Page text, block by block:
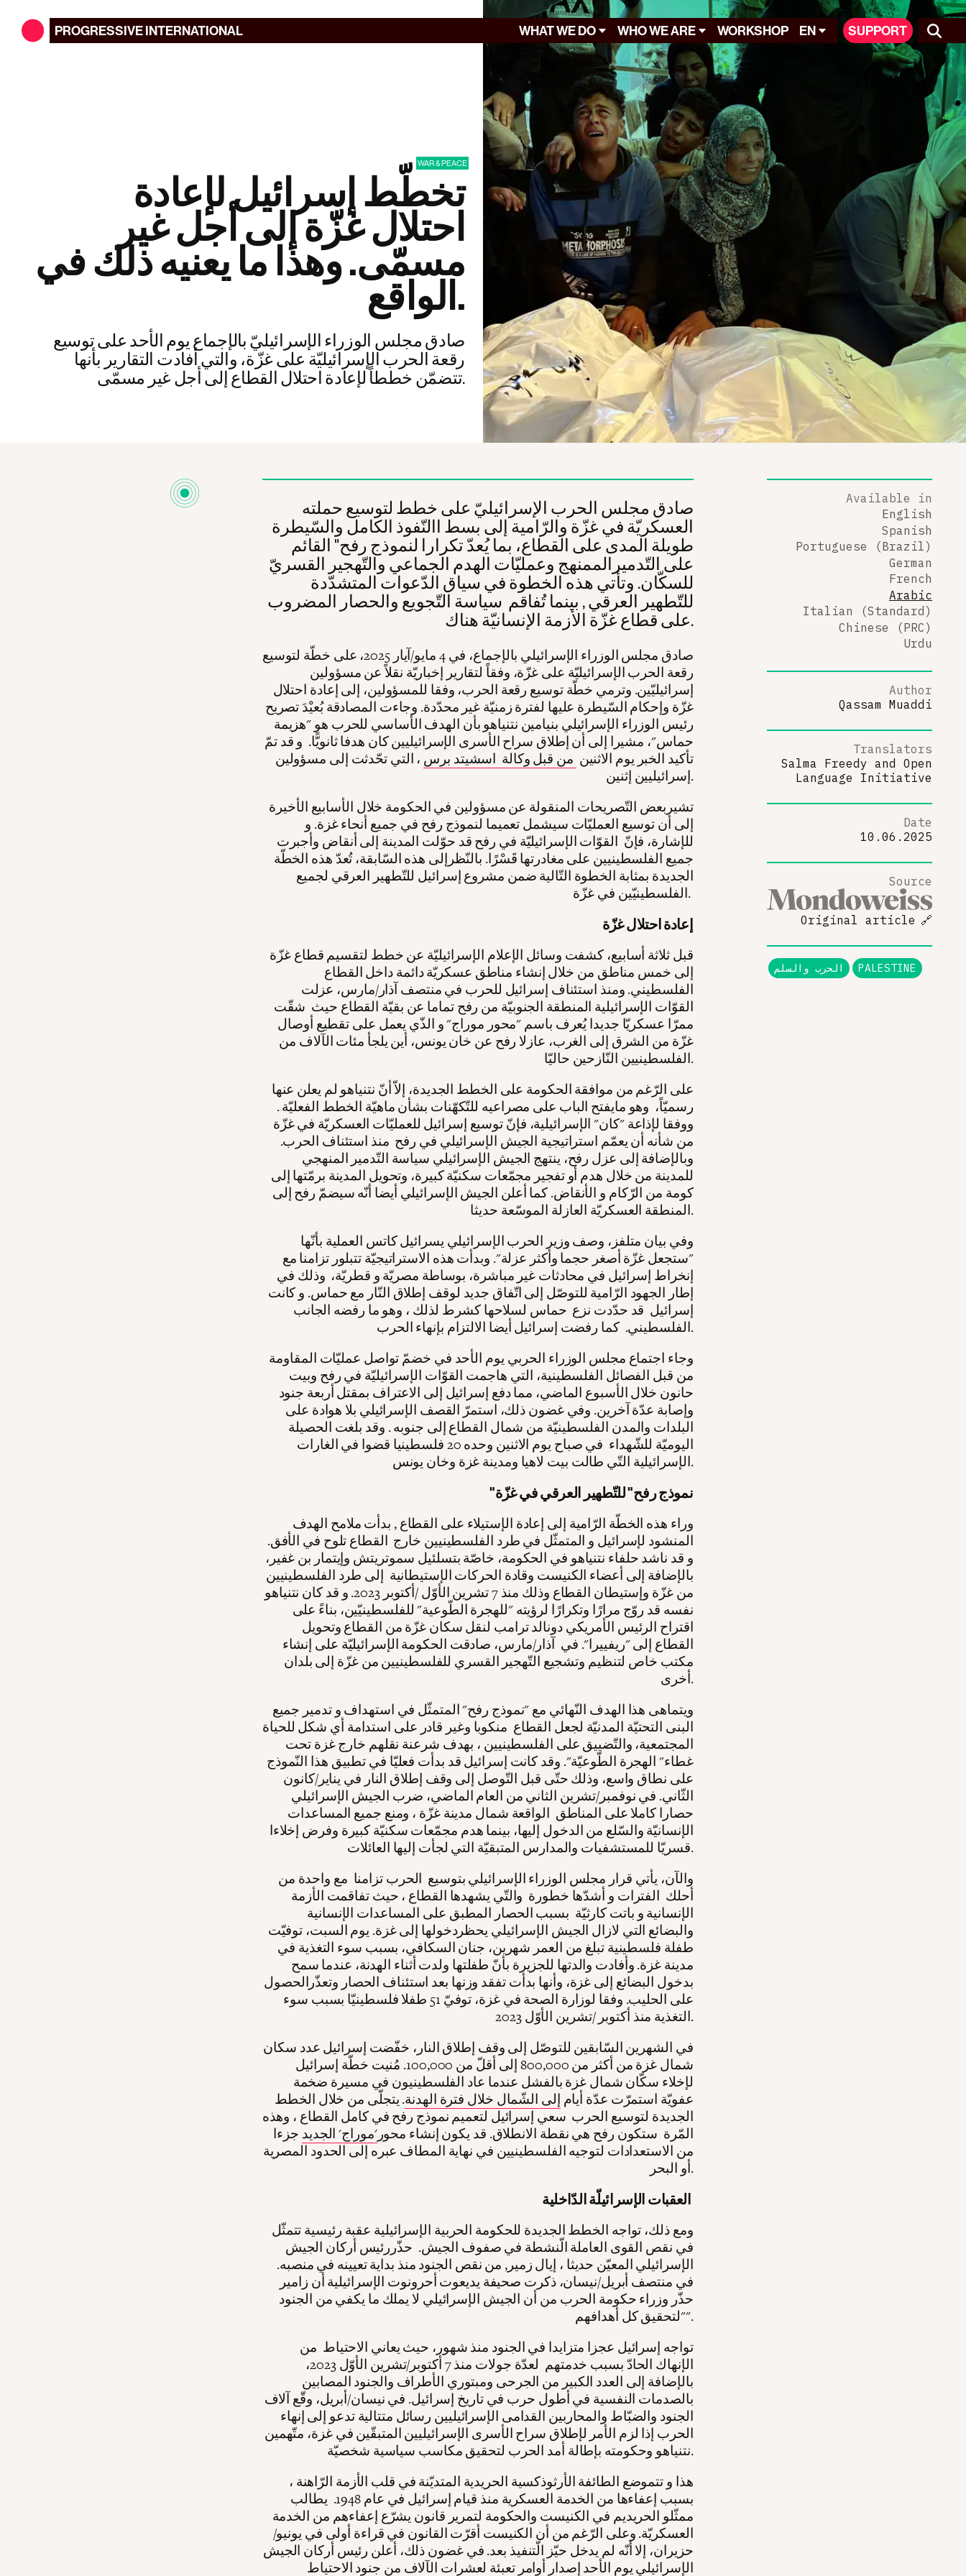
PROGRESSIVEINTERNATIONAL WHAT WE DO WHO WE ARE WORKSHOP EN SUPPORT
WAR & PEACE
تخطّط إسرائيل لإعادة
احتلال غزّة إلى أجل غير
مسمّى. وهذا ما يعنيه ذلك في
الواقع.
صادق مجلس الوزراء الإسرائيليّ بالإجماع يوم الأحد على توسيع
رقعة الحرب الإسرائيليّة على غزّة، والتي أفادت التقارير بأنها
تتضمّن خططاً لإعادة احتلال القطاع إلى أجل غير مسمّى.
صادق مجلس الحرب الإسرائيليّ على خطط لتوسيع حملته
العسكريّة في غزّة والرّامية إلى بسط االنّفوذ الكامل والسّيطرة
طويلة المدى على القطاع، بما يُعدّ تكرارا لنموذج رفح" القائم
على التّدميرالممنهج وعمليّات الهدم الجماعي والتّهجير القسريّ
للسكّان. وتأتي هذه الخطوة في سياق الدّعوات المتشدّدة
للتّطهير العرقي , بينما تُفاقم سياسة التّجويع والحصار المضروب
على قطاع غزّة الأزمة الإنسانيّة هناك.
صادق مجلس الوزراء الإسرائيلي بالإجماع، في 4 مايو/آيار 2025، على خطّة لتوسيع
رقعة الحرب الإسرائيليّة على غزّة، وفقاً لتقارير إخباريّة نقلاً عن مسؤولين
إسرائيليّين. وترمي خطّة توسيع رقعة الحرب، وفقا للمسؤولين، إلى إعادة احتلال
غزّة وإحكام السّيطرة عليها لفترة زمنيّة غير محدّدة. وجاءت المصادقة بُعيْدَ تصريح
رئيس الوزراء الإسرائيلي بنيامين نتنياهو بأن الهدف الأساسي للحرب هو "هزيمة
حماس"، مشيرا إلى أن إطلاق سراح الأسرى الإسرائيليين كان هدفا ثانويًّا. و قد تمّ
تأكيد الخبر يوم الاثنين من قبل وكالة اسشيتد برس ، التي تحّدثت إلى مسؤولين
إسرائيليين إثنين.
إلى أن توسيع العمليّات سيشمل تعميما لنموذج رفح في جميع أنحاء غزة. و
للإشارة، فإنّ القوّات الإسرائيليّة في رفح قد حوّلت المدينة إلى أنقاض وأجبرت
جميع الفلسطينيين على مغادرتها قَسْرًا. بالنّظرإلى هذه السّابقة، تُعدّ هذه الخطّة
الجديدة بمثابة الخطوة التّالية ضمن مشروع إسرائيل للتّطهير العرقي لجميع
الفلسطينيّين في غزّة.
إعادة احتلال غزّة
قبل ثلاثة أسابيع، كشفت وسائل الإعلام الإسرائيليّة عن خطط لتقسيم قطاع غزّة
إلى خمس مناطق من خلال إنشاء مناطق عسكريّة دائمة داخل القطاع
الفلسطيني. ومنذ استئناف إسرائيل للحرب في منتصف آذار/مارس، عزلت
القوّات الإسرائيلية المنطقة الجنوبيّة من رفح تماما عن بقيّة القطاع حيث شقّت
ممرّا عسكريّا جديدا يُعرف باسم "محور موراج" و الذّي يعمل على تقطيع أوصال
غزّة من الشرق إلى الغرب، عازلا رفح عن خان يونس، أين يلجأ مئات الآلاف من
الفلسطينيين النّازحين حاليّا.
على الرّغم من موافقة الحكومة على الخطط الجديدة، إلاّ أنّ نتنياهو لم يعلن عنها
رسميّاً، وهو مايفتح الباب على مصراعيه للتّكهّنات بشأن ماهيّة الخطط الفعليّة .
ووفقا لإذاعة "كان" الإسرائيلية، فإنّ توسيع إسرائيل للعمليّات العسكريّة في غزّة
من شأنه أن يعمّم استراتيجية الجيش الإسرائيلي في رفح منذ استئناف الحرب.
وبالإضافة إلى عزل رفح، ينتهج الجيش الإسرائيلي سياسة التّدمير المنهجي
للمدينة من خلال هدم أو تفجير مجمّعات سكنيّة كبيرة، وتحويل المدينة برمّتها إلى
كومة من الرّكام و الأنقاض. كما أعلن الجيش الإسرائيلي أيضا أنّه سيضمّ رفح إلى
المنطقة العسكريّة العازلة الموسّعة حديثا.
وفي بيان متلفز، وصف وزير الحرب الإسرائيلي يسرائيل كاتس العملية بأنّها
"ستجعل غزّة أصغر حجما وأكثر عزلة". وبدأت هذه الاستراتيجيّة تتبلور تزامنا مع
إنخراط إسرائيل في محادثات غير مباشرة، بوساطة مصريّة و قطريّة، وذلك في
إطار الجهود الرّامية للتوصّل إلى اتّفاق جديد لوقف إطلاق النّار مع حماس. و كانت
إسرائيل قد حدّدت نزع حماس لسلاحها كشرط لذلك ، وهو ما رفضه الجانب
الفلسطيني. كما رفضت إسرائيل أيضا الالتزام بإنهاء الحرب.
وجاء اجتماع مجلس الوزراء الحربي يوم الأحد في خضمّ تواصل عمليّات المقاومة
من قبل الفصائل الفلسطينية، التي هاجمت القوّات الإسرائيليّة في رفح وبيت
حانون خلال الأسبوع الماضي، مما دفع إسرائيل إلى الاعتراف بمقتل أربعة جنود
وإصابة عدّة آخرين. وفي غضون ذلك، استمرّ القصف الإسرائيلي بلا هوادة على
البلدات والمدن الفلسطينيّة من شمال القطاع إلى جنوبه . وقد بلغت الحصيلة
اليوميّة للشّهداء في صباح يوم الاثنين وحده 20 فلسطينيا قضوا في الغارات
الإسرائيلية التّي طالت بيت لاهيا ومدينة غزة وخان يونس.
"نموذج رفح" للتّطهير العرقي في غزّة
وراء هذه الخطّة الرّامية إلى إعادة الإستيلاء على القطاع , بدأت ملامح الهدف
المنشود لإسرائيل و المتمثّل في طرد الفلسطينيين خارج القطاع تلوح في الأفق.
و قد ناشد حلفاء نتنياهو في الحكومة، خاصّة بتسلئيل سموتريتش وإيتمار بن غفير،
بالإضافة إلى أعضاء الكنيست وقادة الحركات الإستيطانية إلى طرد الفلسطينيين
من غزّة وإستيطان القطاع وذلك منذ 7 تشرين الأوّل /أكتوبر 2023. و قد كان نتنياهو
نفسه قد روّج مرارًا وتكرارًا لرؤيته "للهجرة الطّوعية" للفلسطينيّين، بناءً على
اقتراح الرئيس الأمريكي دونالد ترامب لنقل سكان غزّة من القطاع وتحويل
القطاع إلى "ريفييرا". في آذار/مارس، صادقت الحكومة الإسرائيليّة على إنشاء
مكتب خاص لتنظيم وتشجيع التّهجير القسري للفلسطينيين من غزّة إلى بلدان
أخرى.
ويتماهى هذا الهدف النّهائي مع "نموذج رفح" المتمثّل في استهداف و تدمير جميع
البنى التحتيّة المدنيّة لجعل القطاع منكوبا وغير قادر على استدامة أي شكل للحياة
المجتمعية، والتّضييق على الفلسطينيين ، بهدف شرعنة نقلهم خارج غزة تحت
غطاء" الهجرة الطّوعيّة". وقد كانت إسرائيل قد بدأت فعليّا في تطبيق هذا النّموذج
على نطاق واسع، وذلك حتّى قبل التّوصل إلى وقف إطلاق النار في يناير/كانون
الثّاني. في نوفمبر/تشرين الثاني من العام الماضي، ضرب الجيش الإسرائيلي
حصارا كاملا على المناطق الواقعة شمال مدينة غزّة ، ومنع جميع المساعدات
الإنسانيّة والسّلع من الدخول إليها، بينما هدم مجمّعات سكنيّة كبيرة وفرض إخلاءا
قسريّا للمستشفيات والمدارس المتبقيّة التي لجأت إليها العائلات.
والآن، يأتي قرار مجلس الوزراء الإسرائيلي بتوسيع الحرب تزامنا مع واحدة من
أحلك الفترات و أشدّها خطورة والتّي يشهدها القطاع ، حيث تفاقمت الأزمة
الإنسانية و باتت كارثيّة بسبب الحصار المطبق على المساعدات الإنسانية
والبضائع التي لازال الجيش الإسرائيلي يحظردخولها إلى غزة. يوم السبت، توفيّت
طفلة فلسطينية تبلغ من العمر شهرين، جنان السكافي، بسبب سوء التغذية في
مدينة غزة. وأفادت والدتها للجزيرة بأنّ طفلتها ولدت أثناء الهدنة، عندما سمح
بدخول البضائع إلى غزة، وأنها بدأت تفقد وزنها بعد استئناف الحصار وتعذّرالحصول
على الحليب. وفقا لوزارة الصحة في غزة، توفيّ 51 طفلا فلسطينيّا بسبب سوء
التغذية منذ أكتوبر /تشرين الأوّل 2023.
في الشهرين السّابقين للتوصّل إلى وقف إطلاق النار، خفّضت إسرائيل عدد سكان
شمال غزة من أكثر من 800,000 إلى أقلّ من 100,000. مُنيت خطّة إسرائيل
لإخلاء سكّان شمال غزة بالفشل عندما عاد الفلسطينيون في مسيرة ضخمة
عفويّة استمرّت عدّة أيام إلى الشّمال خلال فترة الهدنة. يتجلّى من خلال الخطط
الجديدة لتوسيع الحرب سعي إسرائيل لتعميم نموذج رفح في كامل القطاع ، وهذه
المّرة ستكون رفح هي نقطة الانطلاق. قد يكون إنشاء محور'موراج' الجديد جزءا
من الاستعدادات لتوجيه الفلسطينيين في نهاية المطاف عبره إلى الحدود المصرية
أو البحر.
ومع ذلك، تواجه الخطط الجديدة للحكومة الحربية الإسرائيلية عقبة رئيسية تتمثّل
في نقص القوى العاملة الّنشطة في صفوف الجيش. حذّررئيس أركان الجيش
الإسرائيلي المعيّن حديثا ، إيال زمير, من نقص الجنود منذ بداية تعيينه في منصبه.
في منتصف أبريل/نيسان، ذكرت صحيفة يديعوت أحرونوت الإسرائيلية أن زامير
حذّر وزراء حكومة الحرب من أن الجيش الإسرائيلي لا يملك ما يكفي من الجنود
"لتحقيق كل أهدافهم".
تواجه إسرائيل عجزا متزايدا في الجنود منذ شهور، حيث يعاني الاحتياط من
الإنهاك الحادّ بسبب خدمتهم لعدّة جولات منذ 7 أكتوبر/تشرين الأوّل 2023،
بالإضافة إلى العدد الكبير من الجرحى ومبتوري الأطراف والجنود المصابين
بالصدمات النفسية في أطول حرب في تاريخ إسرائيل. في نيسان/أبريل، وقّع آلاف
الجنود والضبّاط والمحاربين القدامى الإسرائيليين رسائل متتالية تدعو إلى إنهاء
الحرب إذا لزم الأمر لإطلاق سراح الأسرى الإسرائيليين المتبقّين في غزة، متّهمين
نتنياهو وحكومته بإطالة أمد الحرب لتحقيق مكاسب سياسية شخصيّة.
هذا و تتموضع الطائفة الأرثوذكسية الحريدية المتديّنة في قلب الأزمة الرّاهنة ،
بسبب إعفاءها من الخدمة العسكرية منذ قيام إسرائيل في عام 1948. يطالب
ممثّلو الحريديم في الكنيست والحكومة لتمرير قانون يشرّع إعفاءهم من الخدمة
العسكريّة. وعلى الرّغم من أن الكنيست أقرّت القانون في قراءة أولى في يونيو/
حزيران، إلا أنّه لم يدخل حيّز الّتنفيذ بعد. في غضون ذلك، أعلن رئيس أركان الجيش
الإسرائيلي يوم الأحد إصدار أوامر تعبئة لعشرات الآلاف من جنود الاحتياط
Available in
English
Spanish
Portuguese (Brazil)
German
French
Arabic
Italian (Standard)
Chinese (PRC)
Urdu
Author
Qassam Muaddi
Translators
Salma Freedy and Open
Language Initiative
Date
10.06.2025
Source
Original article 🔗
الحرب والسلم PALESTINE